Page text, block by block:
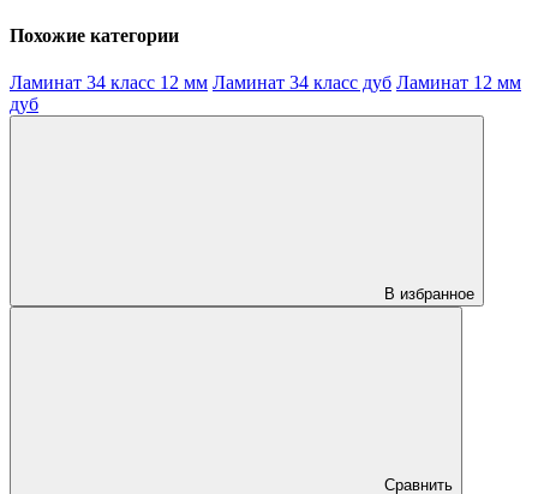
Похожие категории
Ламинат 34 класс 12 мм Ламинат 34 класс дуб Ламинат 12 мм
дуб
В избранное
Сравнить